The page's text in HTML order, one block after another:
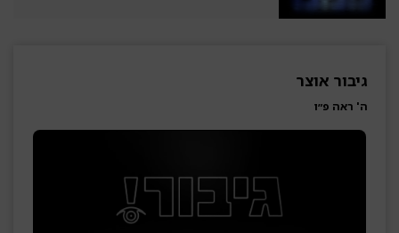
גיבור אוצר
ה' ראה פ״ו